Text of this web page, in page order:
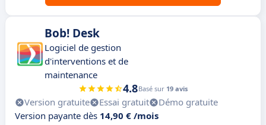
Bob! Desk
Logiciel de gestion
d'interventions et de
maintenance
4.8Basé sur 19 avis
Version gratuite Essai gratuit
Démo gratuite
Version payante dès 14,90 € /mois